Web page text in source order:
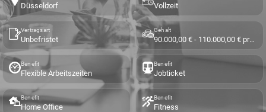
Düsseldorf Vollzeit
Vertragsart
Unbefristet
Gehalt
90.000,00 € - 110.000,00 € pro Jahr
Benefit
Flexible Arbeitszeiten
Benefit
Jobticket
Benefit
Home Office
Benefit
Fitness